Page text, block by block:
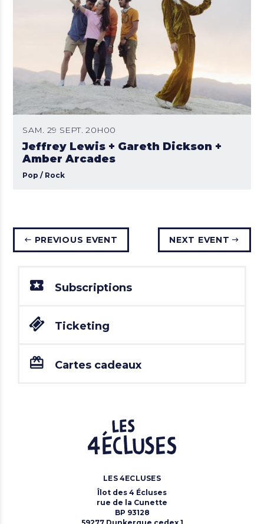
SAM. 29 SEPT. 20H00
Jeffrey Lewis + Gareth Dickson +
Amber Arcades
Pop / Rock
PREVIOUS EVENT NEXT EVENT
Subscriptions
Ticketing
Cartes cadeaux
LES 4ECLUSES
Îlot des 4 Écluses
rue de la Cunette
BP 93128